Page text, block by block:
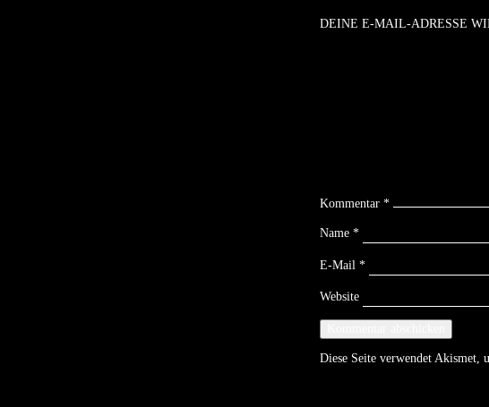
DEINE E-MAIL-ADRESSE
Kommentar *
Name *
E-Mail *
Website
Diese Seite verwendet Akismet,